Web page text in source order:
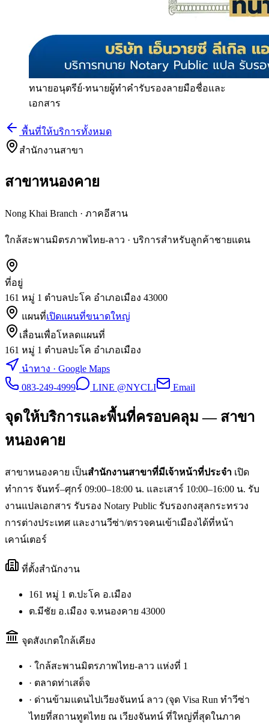
ทนายอนุตรีย์·ทนายผู้ทำคำรับรองลายมือชื่อและ
เอกสาร
พื้นที่ให้บริการทั้งหมด
สำนักงานสาขา
สาขาหนองคาย
Nong Khai Branch · ภาคอีสาน
ใกล้สะพานมิตรภาพไทย-ลาว · บริการสำหรับลูกค้าชายแดน
ที่อยู่
161 หมู่ 1 ตำบลปะโค อำเภอเมือง 43000
แผนที่เปิดแผนที่ขนาดใหญ่
เลื่อนเพื่อโหลดแผนที่
161 หมู่ 1 ตำบลปะโค อำเภอเมือง
นำทาง · Google Maps
083-249-4999
LINE @NYCLI Email
จุดให้บริการและพื้นที่ครอบคลุม — สาขา
หนองคาย
สาขาหนองคาย เป็นสำนักงานสาขาที่มีเจ้าหน้าที่ประจำ เปิด
ทำการ จันทร์–ศุกร์ 09:00–18:00 น. และเสาร์ 10:00–16:00 น. รับ
งานแปลเอกสาร รับรอง Notary Public รับรองกงสุลกระทรวง
การต่างประเทศ และงานวีซ่า/ตรวจคนเข้าเมืองได้ที่หน้า
เคาน์เตอร์
ที่ตั้งสำนักงาน
161 หมู่ 1 ต.ปะโค อ.เมือง
ต.มีชัย อ.เมือง จ.หนองคาย 43000
จุดสังเกตใกล้เคียง
· ใกล้สะพานมิตรภาพไทย-ลาว แห่งที่ 1
· ตลาดท่าเสด็จ
· ด่านข้ามแดนไปเวียงจันทน์ ลาว (จุด Visa Run ทำวีซ่า
ไทยที่สถานทูตไทย ณ เวียงจันทน์ ที่ใหญ่ที่สุดในภาค